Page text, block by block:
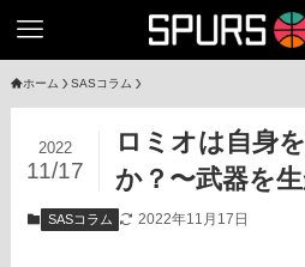
ホーム SASコラム
ロミオは自身
か？〜武器を
2022
11/17
SASコラム 2022年11月17日